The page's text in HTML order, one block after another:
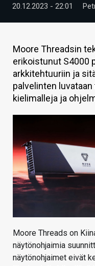
TIETOA
KAUPPA
VAIHDA TEEMA
20.12.2023 - 22:01
Moore Threadsin
erikoistunut S4000
arkkitehtuuriin ja
palvelinten
kielimalleja ja
Moore Threads on
näytönohjaimia
näytönohjaimet eivät